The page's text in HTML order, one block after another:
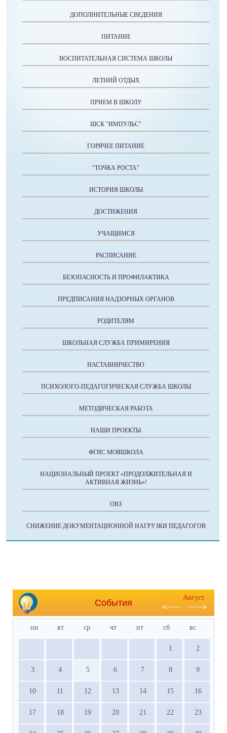
ДОПОЛНИТЕЛЬНЫЕ СВЕДЕНИЯ
ПИТАНИЕ
ВОСПИТАТЕЛЬНАЯ СИСТЕМА ШКОЛЫ
ЛЕТНИЙ ОТДЫХ
ПРИЕМ В ШКОЛУ
ШСК "ИМПУЛЬС"
ГОРЯЧЕЕ ПИТАНИЕ
"ТОЧКА РОСТА"
ИСТОРИЯ ШКОЛЫ
ДОСТИЖЕНИЯ
УЧАЩИМСЯ
РАСПИСАНИЕ
БЕЗОПАСНОСТЬ И ПРОФИЛАКТИКА
ПРЕДПИСАНИЯ НАДЗОРНЫХ ОРГАНОВ
РОДИТЕЛЯМ
ШКОЛЬНАЯ СЛУЖБА ПРИМИРЕНИЯ
НАСТАВНИЧЕСТВО
ПСИХОЛОГО-ПЕДАГОГИЧЕСКАЯ СЛУЖБА ШКОЛЫ
МЕТОДИЧЕСКАЯ РАБОТА
НАШИ ПРОЕКТЫ
ФГИС МОЯШКОЛА
НАЦИОНАЛЬНЫЙ ПРОЕКТ «ПРОДОЛЖИТЕЛЬНАЯ И
АКТИВНАЯ ЖИЗНЬ»!
ОВЗ
СНИЖЕНИЕ ДОКУМЕНТАЦИОННОЙ НАГРУЗКИ ПЕДАГОГОВ
События
Август
пн вт ср чт пт сб вс
1 2
3 4 5 6 7 8 9
10 11 12 13 14 15 16
17 18 19 20 21 22 23